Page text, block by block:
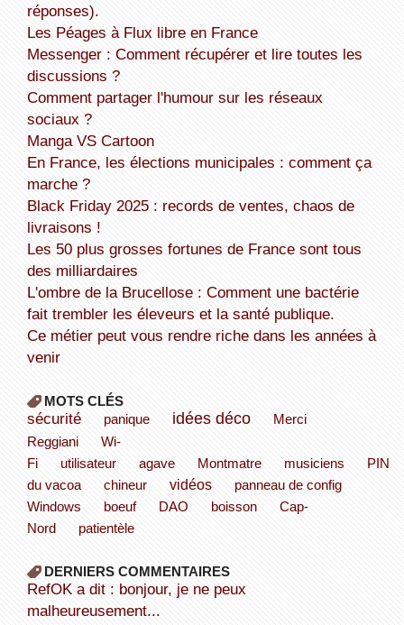
réponses).
Les Péages à Flux libre en France
Messenger : Comment récupérer et lire toutes les
discussions ?
Comment partager l'humour sur les réseaux
sociaux ?
Manga VS Cartoon
En France, les élections municipales : comment ça
marche ?
Black Friday 2025 : records de ventes, chaos de
livraisons !
Les 50 plus grosses fortunes de France sont tous
des milliardaires
L'ombre de la Brucellose : Comment une bactérie
fait trembler les éleveurs et la santé publique.
Ce métier peut vous rendre riche dans les années à
venir
MOTS CLÉS
sécurité panique idées déco
Merci
Reggiani
Wi-
Fi
utilisateur agave Montmatre musiciens
PIN
du vacoa
chineur vidéos
panneau de config
Windows
boeuf DAO boisson
Cap-
Nord
patientèle
DERNIERS COMMENTAIRES
refOK a dit : bonjour, je ne peux
malheureusement...